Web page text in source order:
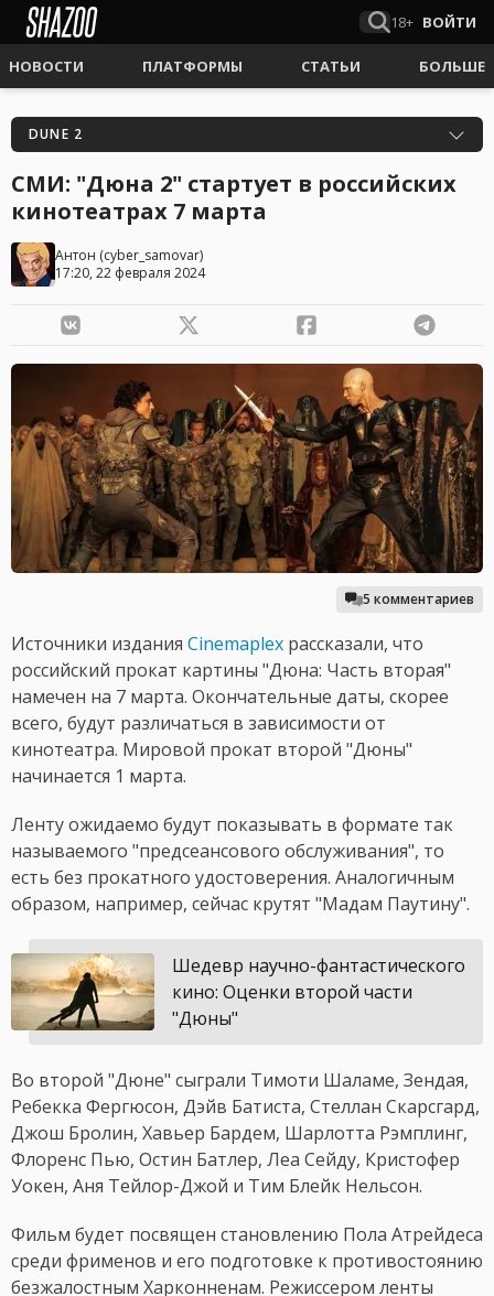
18+ ВОЙТИ
НОВОСТИ ПЛАТФОРМЫ СТАТЬИ БОЛЬШЕ
DUNE 2
СМИ: "Дюна 2" стартует в российских
кинотеатрах 7 марта
Антон (cyber_samovar)
17:20, 22 февраля 2024
5 комментариев
Источники издания Cinemaplex рассказали, что
российский прокат картины "Дюна: Часть вторая"
намечен на 7 марта. Окончательные даты, скорее
всего, будут различаться в зависимости от
кинотеатра. Мировой прокат второй "Дюны"
начинается 1 марта.
Ленту ожидаемо будут показывать в формате так
называемого "предсеансового обслуживания", то
есть без прокатного удостоверения. Аналогичным
образом, например, сейчас крутят "Мадам Паутину".
Шедевр научно-фантастического
кино: Оценки второй части
"Дюны"
Во второй "Дюне" сыграли Тимоти Шаламе, Зендая,
Ребекка Фергюсон, Дэйв Батиста, Стеллан Скарсгард,
Джош Бролин, Хавьер Бардем, Шарлотта Рэмплинг,
Флоренс Пью, Остин Батлер, Леа Сейду, Кристофер
Уокен, Аня Тейлор-Джой и Тим Блейк Нельсон.
Фильм будет посвящен становлению Пола Атрейдеса
среди фрименов и его подготовке к противостоянию
безжалостным Харконненам. Режиссером ленты